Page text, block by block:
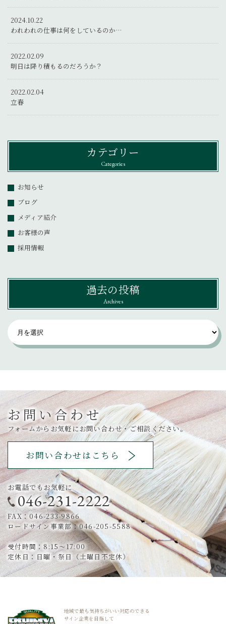
2024.10.22
われわれの仕事は何をしているのか…
2022.02.09
明日は降り積もるのだろうか？
2022.02.04
立春
カテゴリー
Categories
お知らせ
ブログ
メディア紹介
お客様の声
採用情報
過去の投稿
Archives
お問い合わせ
フォームからお気軽にお問い合わせ・ご相談ください。
お問い合わせはこちら
お電話でもお気軽に
046-231-2222
FAX：046-233-9866
ロードサイン事業部：046-205-5588
受付時間：8:15～17:00
定休日：日曜・祭日（土曜日不定休）
地域で最も気持ちがいい対応のできる
サイン企業を目指して